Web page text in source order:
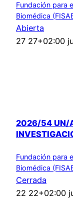
Fundación para
Biomédica
Abierta
27 27+02:00
2026/54 UN/
Fundación para
Biomédica
Cerrada
22 22+02:00